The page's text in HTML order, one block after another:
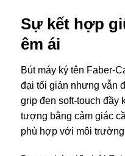
Sự kết hợp
êm ái
Bút máy ký tên Faber-
đại tối giản nhưng vẫn
grip đen soft-touch đầy
tượng bằng cảm giác
phù hợp với môi